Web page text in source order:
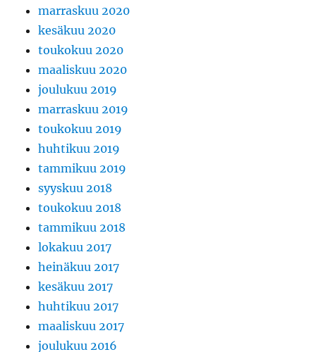
marraskuu 2020
kesäkuu 2020
toukokuu 2020
maaliskuu 2020
joulukuu 2019
marraskuu 2019
toukokuu 2019
huhtikuu 2019
tammikuu 2019
syyskuu 2018
toukokuu 2018
tammikuu 2018
lokakuu 2017
heinäkuu 2017
kesäkuu 2017
huhtikuu 2017
maaliskuu 2017
joulukuu 2016